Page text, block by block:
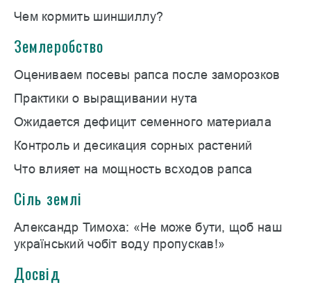
Чем кормить шиншиллу?
Землеробство
Оцениваем посевы рапса после заморозков
Практики о выращивании нута
Ожидается дефицит семенного материала
Контроль и десикация сорных растений
Что влияет на мощность всходов рапса
Сіль землі
Александр Тимоха: «Не може бути, щоб наш
український чобіт воду пропускав!»
Досвід